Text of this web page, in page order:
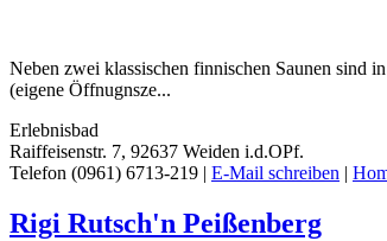
Neben zwei klassischen finnischen Saunen sind
(eigene Öffnugnsze...
Erlebnisbad
Raiffeisenstr. 7, 92637 Weiden i.d.OPf.
Telefon (0961) 6713-219 | E-Mail schreiben |
Rigi Rutsch'n Peißenberg